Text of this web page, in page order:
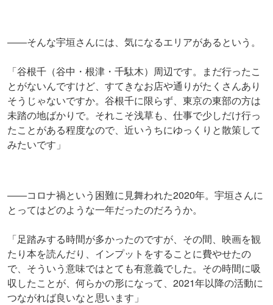
――そんな宇垣さんには、気になるエリアがあるという。
「谷根千（谷中・根津・千駄木）周辺です。まだ行ったこ
とがないんですけど、すてきなお店や通りがたくさんあり
そうじゃないですか。谷根千に限らず、東京の東部の方は
未踏の地ばかりで。それこそ浅草も、仕事で少しだけ行っ
たことがある程度なので、近いうちにゆっくりと散策して
みたいです」
――コロナ禍という困難に見舞われた2020年。宇垣さんに
とってはどのような一年だったのだろうか。
「足踏みする時間が多かったのですが、その間、映画を観
たり本を読んだり、インプットをすることに費やせたの
で、そういう意味ではとても有意義でした。その時間に吸
収したことが、何らかの形になって、2021年以降の活動に
つながれば良いなと思います」